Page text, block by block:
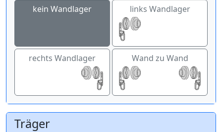
kein Wandlager links Wandlager
rechts Wandlager Wand zu Wand
Träger